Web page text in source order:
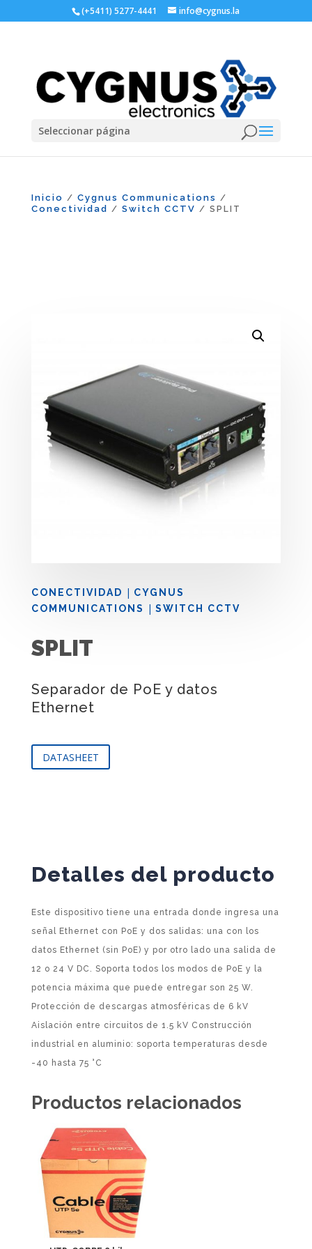
(+5411) 5277-4441 info@cygnus.la
Seleccionar página
Inicio / Cygnus Communications /
Conectividad / Switch CCTV / SPLIT
CONECTIVIDAD | CYGNUS
COMMUNICATIONS
| SWITCH CCTV
SPLIT
Separador de PoE y datos
Ethernet
DATASHEET
Detalles del producto
Este dispositivo tiene una entrada donde ingresa una
señal Ethernet con PoE y dos salidas: una con los
datos Ethernet (sin PoE) y por otro lado una salida de
12 o 24 V DC. Soporta todos los modos de PoE y la
potencia máxima que puede entregar son 25 W.
Protección de descargas atmosféricas de 6 kV
Aislación entre circuitos de 1.5 kV Construcción
industrial en aluminio: soporta temperaturas desde
-40 hasta 75 °C
Productos relacionados